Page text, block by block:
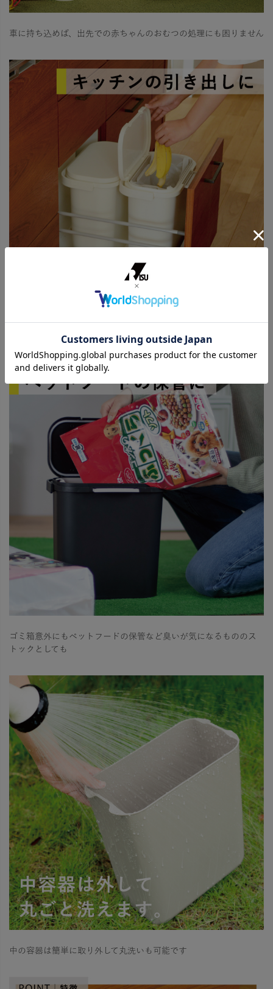
車に持ち込めば、出先での赤ちゃんのおむつの処理にも困りません
コンパクトサイズなので、キッチンの引き出しでの使用も可能です
ゴミ箱意外にもペットフードの保管など臭いが気になるもののス
トックとしても
中の容器は簡単に取り外して丸洗いも可能です